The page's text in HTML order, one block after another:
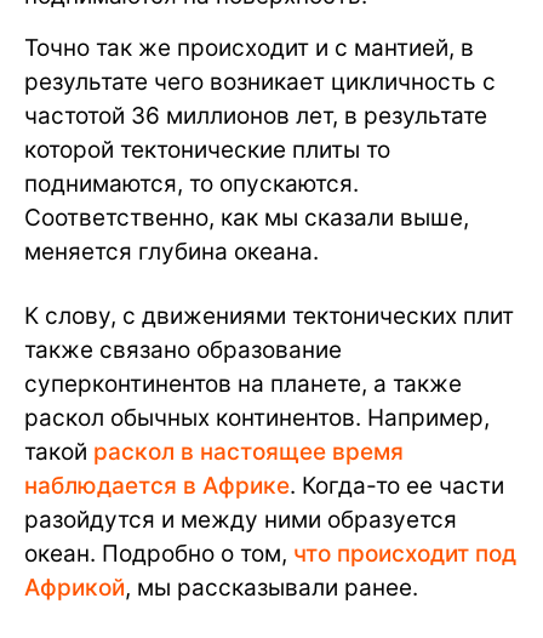
Точно так же происходит и с мантией, в
результате чего возникает цикличность с
частотой 36 миллионов лет, в результате
которой тектонические плиты то
поднимаются, то опускаются.
Соответственно, как мы сказали выше,
меняется глубина океана.
К слову, с движениями тектонических плит
также связано образование
суперконтинентов на планете, а также
раскол обычных континентов. Например,
такой раскол в настоящее время
наблюдается в Африке. Когда-то ее части
разойдутся и между ними образуется
океан. Подробно о том, что происходит под
Африкой, мы рассказывали ранее.